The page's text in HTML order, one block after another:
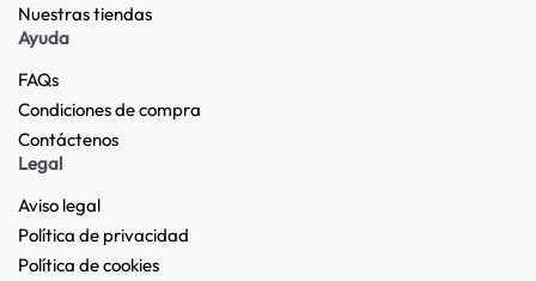
Nuestras tiendas​
Ayuda
FAQs
Condiciones de compra
Contáctenos
Legal
Aviso legal
Política de privacidad
Política de cookies